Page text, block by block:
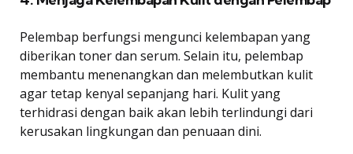
Pelembap berfungsi mengunci kelembapan yang
diberikan toner dan serum. Selain itu, pelembap
membantu menenangkan dan melembutkan kulit
agar tetap kenyal sepanjang hari. Kulit yang
terhidrasi dengan baik akan lebih terlindungi dari
kerusakan lingkungan dan penuaan dini.